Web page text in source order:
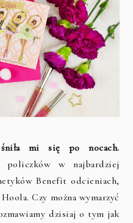
mi się po nocach.
w najbardziej
Benefit odcieniach,
Czy można wymarzyć
dzisiaj o tym jak